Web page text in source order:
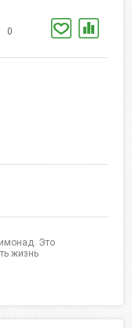
0
Это
жизнь